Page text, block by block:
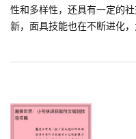
性和多样性，还具有一定的
新，面具技能也在不断进化